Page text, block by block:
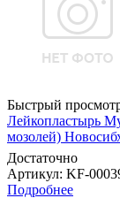
Быстрый
Лейкопластырь
мозолей)
Достаточно
Артикул: KF-
Подробнее